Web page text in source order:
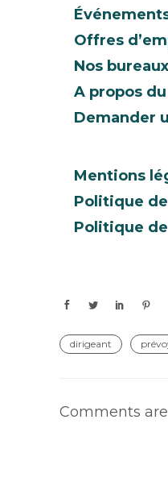
Offres
Nos bureaux
A propos
Demander
Mentions
Politique
Politique
dirigeant
Comments